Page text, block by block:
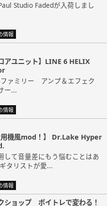
Studio Fadedが入荷しまし
情報
アユニット】LINE 6 HELIX
ァミリー アンプ＆エフェク
ー...
情報
用機風mod！】 Dr.Lake Hyper
して音量差にもう悩むことはあ
タリストが愛...
情報
ショップ ボイトレで変わる！